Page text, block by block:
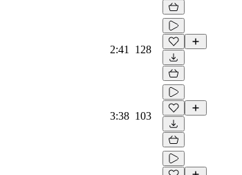
2:41 128
3:38 103